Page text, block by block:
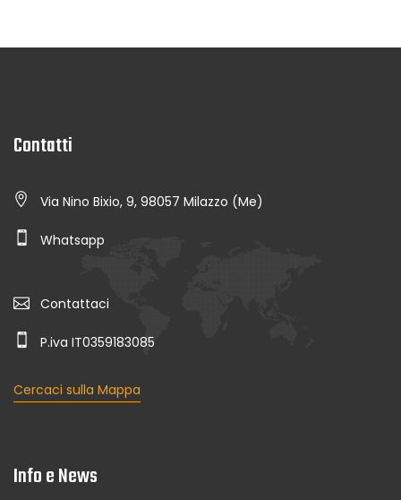
Contatti
Via Nino Bixio, 9, 98057 Milazzo (Me)
Whatsapp
Contattaci
P.iva IT0359183085
Cercaci sulla Mappa
Info e News